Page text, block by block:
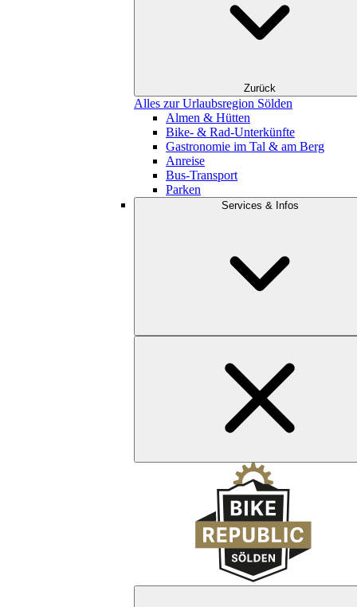
Zurück
Alles zur Urlaubsregion Sölden
Almen & Hütten
Bike- & Rad-Unterkünfte
Gastronomie im Tal & am Berg
Anreise
Bus-Transport
Parken
Services & Infos